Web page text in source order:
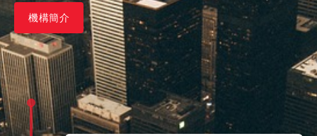
機構簡介
History